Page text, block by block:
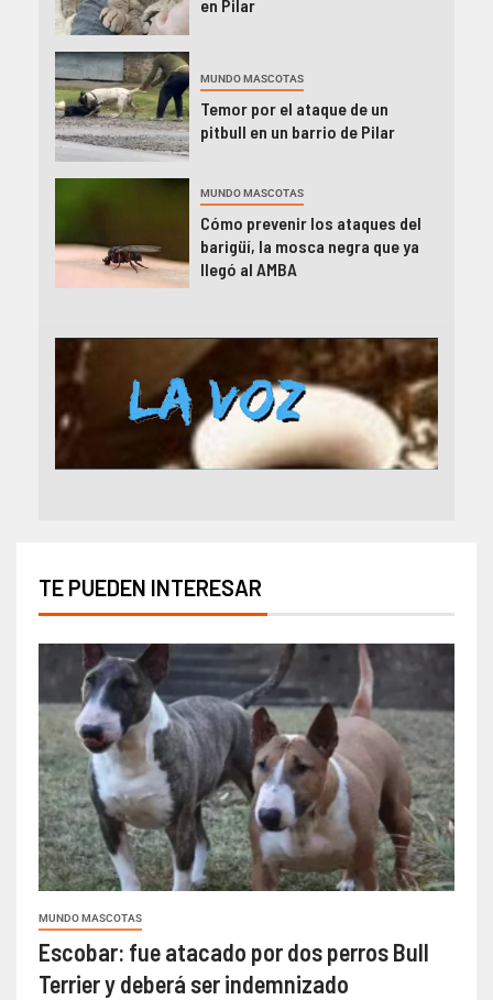
en Pilar
MUNDO MASCOTAS
Temor por el ataque de un
pitbull en un barrio de Pilar
MUNDO MASCOTAS
Cómo prevenir los ataques del
barigüí, la mosca negra que ya
llegó al AMBA
TE PUEDEN INTERESAR
MUNDO MASCOTAS
Escobar: fue atacado por dos perros Bull
Terrier y deberá ser indemnizado